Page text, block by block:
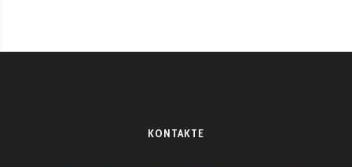
KONTAKTE